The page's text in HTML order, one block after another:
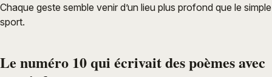
Chaque geste semble venir d’un lieu plus profond que le simple
sport.
Le numéro 10 qui écrivait des poèmes avec